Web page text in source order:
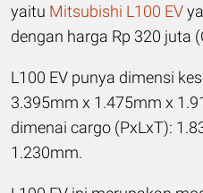
yaitu Mitsubishi L100 EV
dengan harga Rp 320 juta
L100 EV punya dimensi
3.395mm x 1.475mm x
dimenai cargo (PxLxT):
1.230mm.